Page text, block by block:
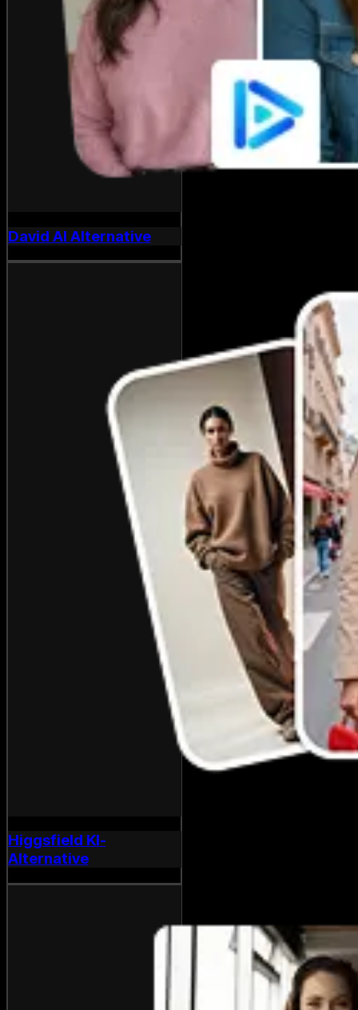
David AI Alternative
Higgsfield KI-
Alternative